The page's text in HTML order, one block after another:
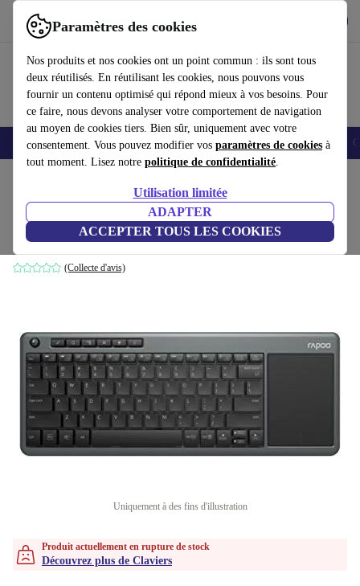
Paramètres des cookies
Nos produits et nos cookies ont un point commun : ils sont tous
deux réutilisés. En réutilisant les cookies, nous pouvons vous
fournir un contenu optimisé qui répond mieux à vos besoins. Pour
ce faire, nous devons analyser votre comportement de navigation
au moyen de cookies tiers. Bien sûr, uniquement avec votre
consentement. Vous pouvez modifier vos paramètres de cookies à
tout moment. Lisez notre politique de confidentialité.
Utilisation limitée
ADAPTER
ACCEPTER TOUS LES COOKIES
Utilisez refurbed rapidement et facilement
Smartphones Laptops Tablettes Montres connectées Accessoires
Rapoo K2600
Noir
(Collecte d'avis)
Uniquement à des fins d'illustration
Produit actuellement en rupture de stock
Découvrez plus de Claviers